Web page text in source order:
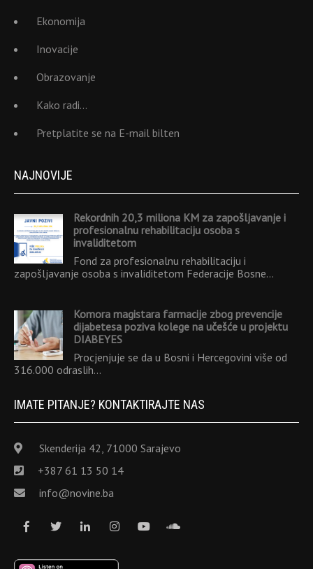
Ekonomija
Inovacije
Obrazovanje
Kako radi…
Pretplatite se na E-mail bilten
NAJNOVIJE
Rekordnih 20,3 miliona KM za zapošljavanje i
profesionalnu rehabilitaciju osoba s
invaliditetom
Fond za profesionalnu rehabilitaciju i
zapošljavanje osoba s invaliditetom Federacije Bosne…
Komora magistara farmacije zbog prevencije
dijabetesa poziva kolege na učešće u projektu
DIABEYES
Procjenjuje se da u Bosni i Hercegovini više od
316.000 odraslih…
IMATE PITANJE? KONTAKTIRAJTE NAS
Skenderija 42, 71000 Sarajevo
+387 61 13 50 14
info@novine.ba